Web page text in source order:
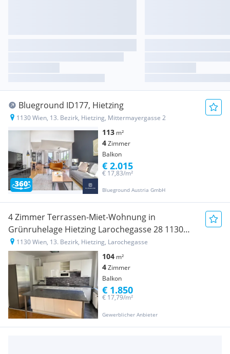
Blueground ID177, Hietzing
1130 Wien, 13. Bezirk, Hietzing, Mittermayergasse 2
113 m²
4Zimmer
Balkon
Blueground Austria GmbH
€ 17,83/m²
€ 2.015
4 Zimmer Terrassen-Miet-Wohnung in
Grünruhelage Hietzing Larochegasse 28 1130
Wien
1130 Wien, 13. Bezirk, Hietzing, Larochegasse
104 m²
4Zimmer
Balkon
Gewerblicher Anbieter
€ 17,79/m²
€ 1.850